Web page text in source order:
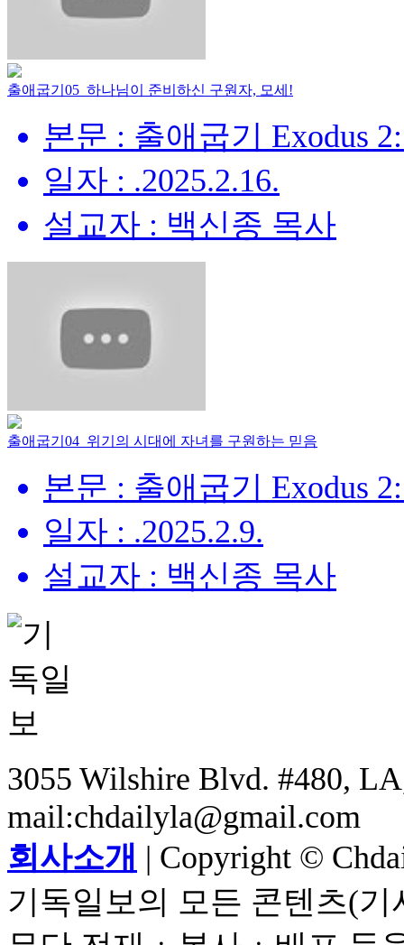
출애굽기05_하나님이 준비하신 구원자, 모세!
본문 : 출애굽기 Exodus
일자 : .2025.2.16.
설교자 : 백신종 목사
출애굽기04_위기의 시대에 자녀를 구원하는 믿음
본문 : 출애굽기 Exodus
일자 : .2025.2.9.
설교자 : 백신종 목사
3055 Wilshire Blvd. #480,
mail:chdailyla@gmail.com
회사소개 | Copyright ©
기독일보의 모든 콘텐츠(